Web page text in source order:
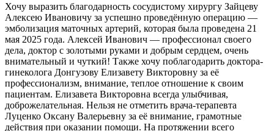
Хочу выразить благодарность сосудистому хирургу Зайцеву
Алексею Ивановичу за успешно проведённую операцию —
эмболизация маточных артерий, которая была проведена 21
мая 2025 года. Алексей Иванович — профессионал своего
дела, доктор с золотыми руками и добрым сердцем, очень
внимательный и чуткий! Также хочу поблагодарить доктора-
гинеколога Донгузову Елизавету Викторовну за её
профессионализм, внимание, теплое отношение к своим
пациентам. Елизавета Викторовна всегда улыбчивая,
доброжелательная. Нельзя не отметить врача-терапевта
Луценко Оксану Валерьевну за её внимание, грамотные
действия при оказании помощи. На протяжении всего